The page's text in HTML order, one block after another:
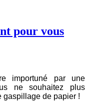
pour vous
importuné par une
ne souhaitez plus
gaspillage de papier !